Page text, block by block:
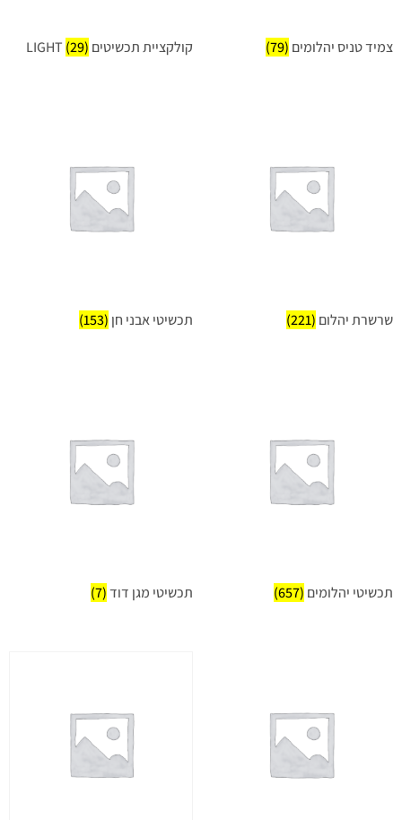
צמיד טניס יהלומים (79) קולקציית תכשיטים LIGHT (29)
שרשרת יהלום (221) תכשיטי אבני חן (153)
תכשיטי יהלומים (657) תכשיטי מגן דוד(7)